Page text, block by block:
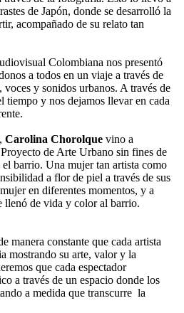
de Japón, donde se desarrolló la
acompañado de su relato tan
Colombiana nos presentó
a todos en un viaje a través de
voces y sonidos urbanos. A través de
tiempo y nos dejamos llevar en cada
Carolina Chorolque vino a
de Arte Urbano sin fines de
barrio. Una mujer tan artista como
a flor de piel a través de sus
en diferentes momentos, y a
llenó de vida y color al barrio.
manera constante que cada artista
mostrando su arte, valor y la
que cada espectador
a través de un espacio donde los
a medida que transcurre la